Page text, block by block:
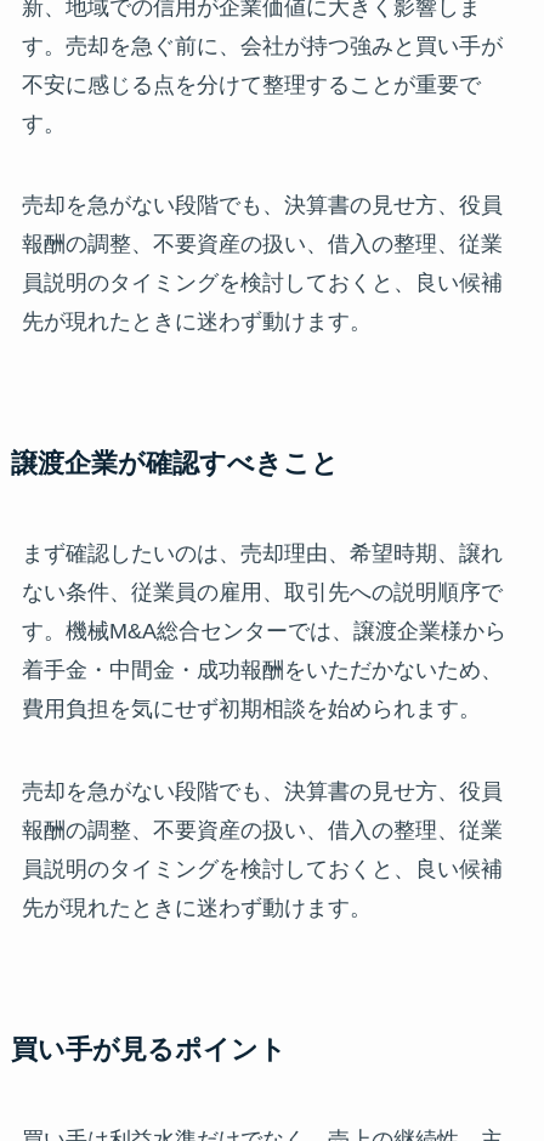
新、地域での信用が企業価値に大きく影響しま
す。売却を急ぐ前に、会社が持つ強みと買い手が
不安に感じる点を分けて整理することが重要で
す。
売却を急がない段階でも、決算書の見せ方、役員
報酬の調整、不要資産の扱い、借入の整理、従業
員説明のタイミングを検討しておくと、良い候補
先が現れたときに迷わず動けます。
譲渡企業が確認すべきこと
まず確認したいのは、売却理由、希望時期、譲れ
ない条件、従業員の雇用、取引先への説明順序で
す。機械M&A総合センターでは、譲渡企業様から
着手金・中間金・成功報酬をいただかないため、
費用負担を気にせず初期相談を始められます。
売却を急がない段階でも、決算書の見せ方、役員
報酬の調整、不要資産の扱い、借入の整理、従業
員説明のタイミングを検討しておくと、良い候補
先が現れたときに迷わず動けます。
買い手が見るポイント